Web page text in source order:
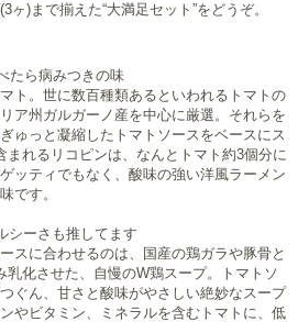
)まで揃えた“大満足セット”をどうぞ。
たら病みつきの味
ト。世に数百種類あるといわれるトマトの
ア州ガルガーノ産を中心に厳選。それらを
ゅっと凝縮したトマトソースをベースにス
まれるリコピンは、なんとトマト約3個分に
ッティでもなく、酸味の強い洋風ラーメン
です。
シーさも推してます
スに合わせるのは、国産の鶏ガラや豚骨と
化させた、自慢のW鶏スープ。トマトソ
ぐん、甘さと酸味がやさしい絶妙なスープ
やビタミン、ミネラルを含むトマトに、低